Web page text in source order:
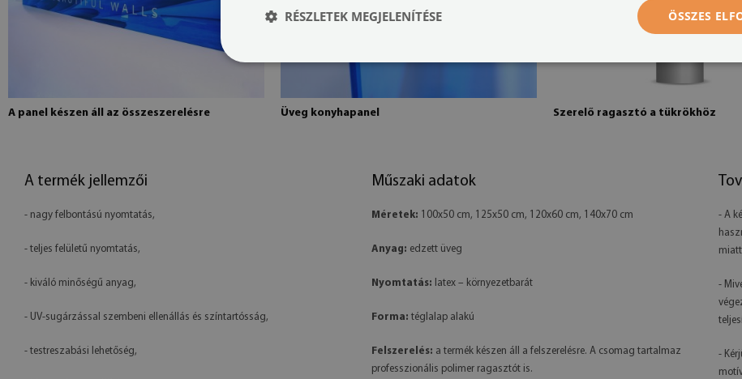
A panel készen áll az összeszerelésre Üveg konyhapanel Szerelő ragasztó a tükrökhöz
A termék jellemzői
- nagy felbontású nyomtatás,
- teljes felületű nyomtatás,
- kiváló minőségű anyag,
- UV-sugárzással szembeni ellenállás és színtartósság,
- testreszabási lehetőség,
Műszaki adatok
Méretek: 100x50 cm, 125x50 cm, 120x60 cm, 140x70 cm
Anyag: edzett üveg
Nyomtatás: latex – környezetbarát
Forma: téglalap alakú
Felszerelés: a termék készen áll a felszerelésre. A csomag tartalmaz
professzionális polimer ragasztót is.
- A
-
-
ÖSSZES
RÉSZLETEK MEGJELENÍTÉSE